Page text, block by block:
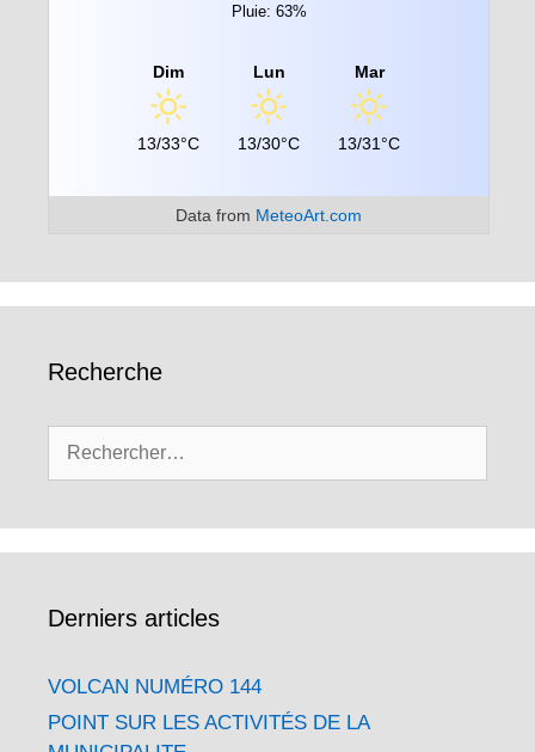
Pluie: 63%
Dim
13/33°C
Lun
13/30°C
Mar
13/31°C
Data from MeteoArt.com
Recherche
Rechercher :
Derniers articles
VOLCAN NUMÉRO 144
POINT SUR LES ACTIVITÉS DE LA